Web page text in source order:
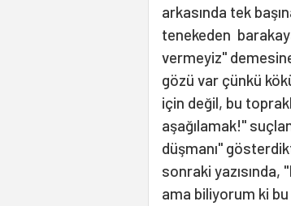
arkasında tek
tenekeden
vermeyiz''
gözü var çünkü
için değil, bu
aşağılamak!''
düşmanı''
sonraki
ama biliyorum ki